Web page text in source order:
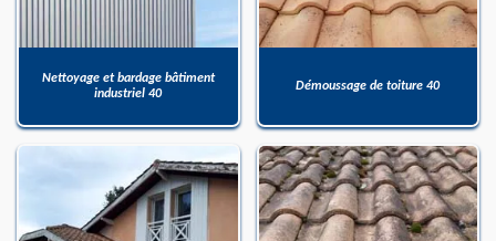
Nettoyage et bardage bâtiment
industriel 40
Démoussage de toiture 40